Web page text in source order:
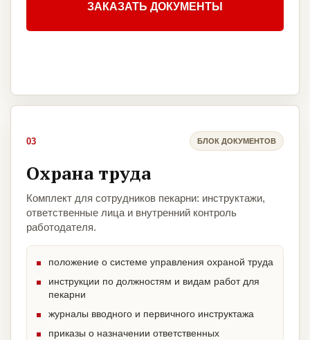
ЗАКАЗАТЬ ДОКУМЕНТЫ
03 БЛОК ДОКУМЕНТОВ
Охрана труда
Комплект для сотрудников пекарни: инструктажи,
ответственные лица и внутренний контроль
работодателя.
положение о системе управления охраной труда
инструкции по должностям и видам работ для
пекарни
журналы вводного и первичного инструктажа
приказы о назначении ответственных